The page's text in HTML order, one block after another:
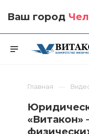
Ваш город
Главная
«Витакон»